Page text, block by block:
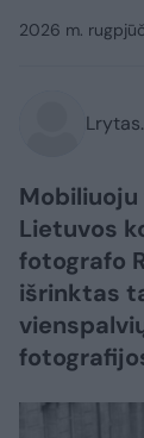
2026 m.
Lietuvos
fotografo
išrinktas